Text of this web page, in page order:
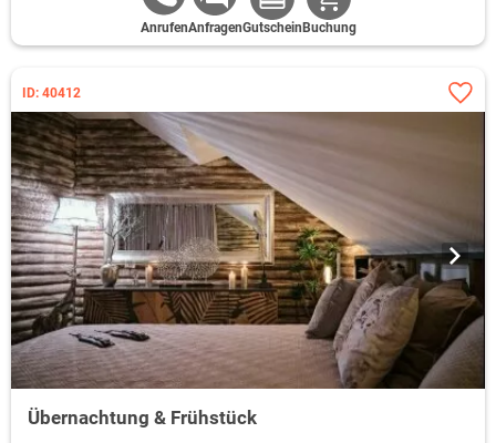
AnrufenAnfragenGutschein Buchung
ID: 40412
Übernachtung & Frühstück